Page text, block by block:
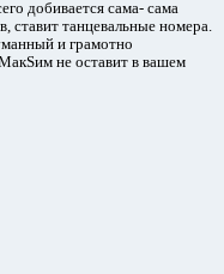
добивается сама- сама
ставит танцевальные номера.
и грамотно
не оставит в вашем